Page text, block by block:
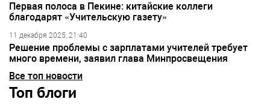
Первая полоса в Пекине: китайские коллеги
благодарят «Учительскую газету»
11 декабря 2025, 21:40
Решение проблемы с зарплатами учителей требует
много времени, заявил глава Минпросвещения
Все топ новости
Топ блоги